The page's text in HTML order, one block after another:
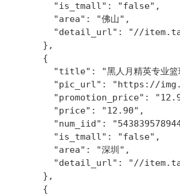
        "is_tmall": "false",
        "area": "佛山",
"detail_url": "//
      },
      {
"title": "黑人月精英专业篮
"pic_url": "https://
"promotion_price":
        "price": "12.90",
"num_iid":
        "is_tmall": "false",
        "area": "深圳",
"detail_url": "//
      },
      {